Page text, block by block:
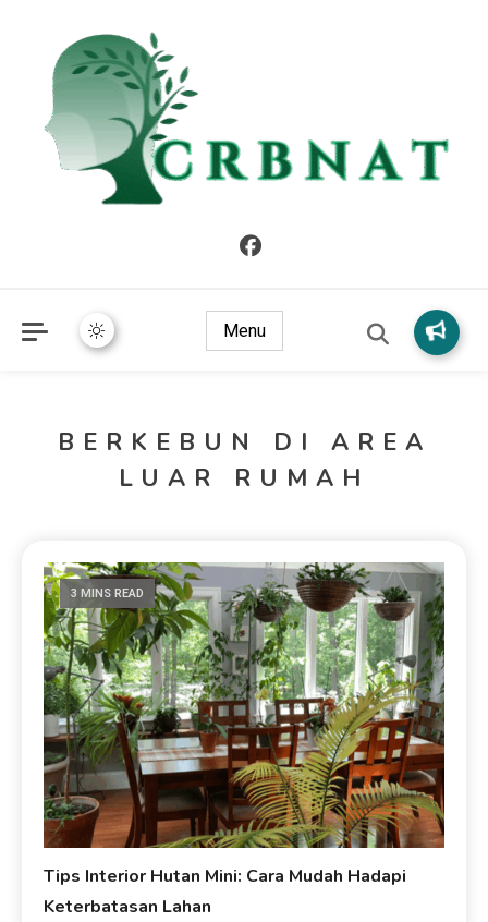
Menu
BERKEBUN DI AREA
LUAR RUMAH
3 MINS READ
Tips Interior Hutan Mini: Cara Mudah Hadapi
Keterbatasan Lahan